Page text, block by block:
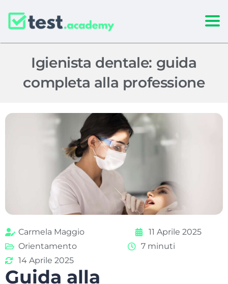
Igienista dentale: guida
completa alla professione
Carmela Maggio
11 Aprile 2025
Orientamento
7 minuti
14 Aprile 2025
Guida alla